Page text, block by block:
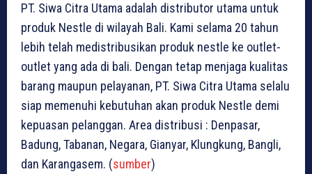
PT. Siwa Citra Utama adalah distributor utama untuk
produk Nestle di wilayah Bali. Kami selama 20 tahun
lebih telah medistribusikan produk nestle ke outlet-
outlet yang ada di bali. Dengan tetap menjaga kualitas
barang maupun pelayanan, PT. Siwa Citra Utama selalu
siap memenuhi kebutuhan akan produk Nestle demi
kepuasan pelanggan. Area distribusi : Denpasar,
Badung, Tabanan, Negara, Gianyar, Klungkung, Bangli,
dan Karangasem. (sumber)